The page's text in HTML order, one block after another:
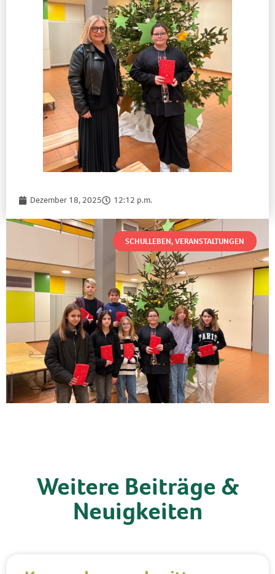
Dezember 18, 2025 12:12 p.m.
SCHULLEBEN,VERANSTALTUNGEN
Weitere Beiträge &
Neuigkeiten